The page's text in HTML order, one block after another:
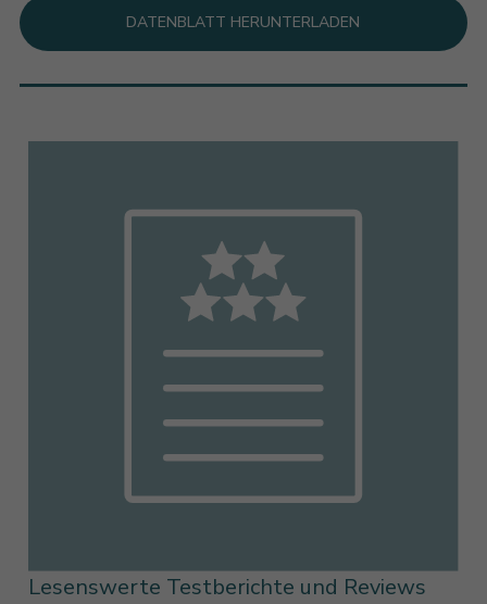
DATENBLATT HERUNTERLADEN
Lesenswerte Testberichte und Reviews